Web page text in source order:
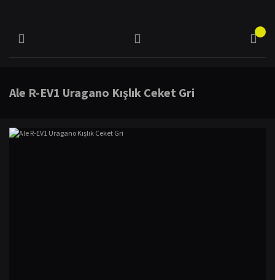
Ale R-EV1 Uragano Kışlık Ceket Gri